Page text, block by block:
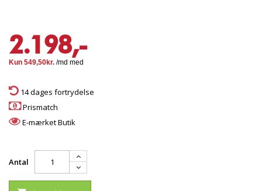
2.198,-
14 dages fortrydelse
Prismatch
E-mærket Butik
Antal